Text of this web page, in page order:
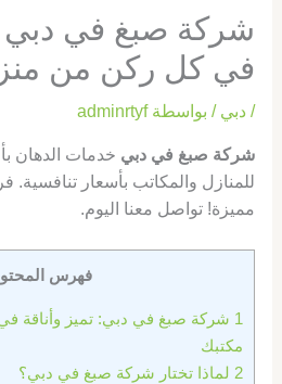
شركة صبغ في دبي
في كل ركن من
/ دبي / بواسطة adminrtyf
شركة صبغ في دبي خدمات الدهان
للمنازل والمكاتب بأسعار
مميزة! تواصل معنا اليوم.
فهرس
1 شركة صبغ في دبي: تميز وأناقة
مكتبك
2 لماذا تختار شركة صبغ في دبي؟